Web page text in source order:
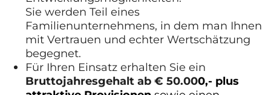
Sie werden Teil eines
Familienunternehmens, in dem man Ihnen
mit Vertrauen und echter Wertschätzung
begegnet.
Für Ihren Einsatz erhalten Sie ein
Bruttojahresgehalt ab € 50.000,- plus